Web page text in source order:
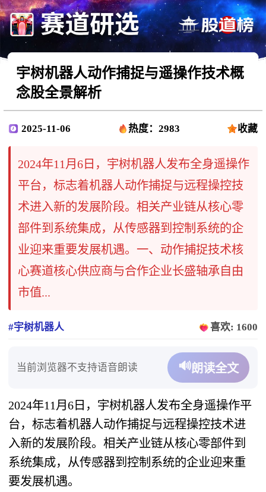
宇树机器人动作捕捉与遥操作技术概
念股全景解析
2025-11-06 热度：2983 收藏
2024年11月6日，宇树机器人发布全身遥操作
平台，标志着机器人动作捕捉与远程操控技
术进入新的发展阶段。相关产业链从核心零
部件到系统集成，从传感器到控制系统的企
业迎来重要发展机遇。一、动作捕捉技术核
心赛道核心供应商与合作企业长盛轴承自由
市值...
#宇树机器人 喜欢: 1600
当前浏览器不支持语音朗读 🔊朗读全文
2024年11月6日，宇树机器人发布全身遥操作平
台，标志着机器人动作捕捉与远程操控技术进
入新的发展阶段。相关产业链从核心零部件到
系统集成，从传感器到控制系统的企业迎来重
要发展机遇。